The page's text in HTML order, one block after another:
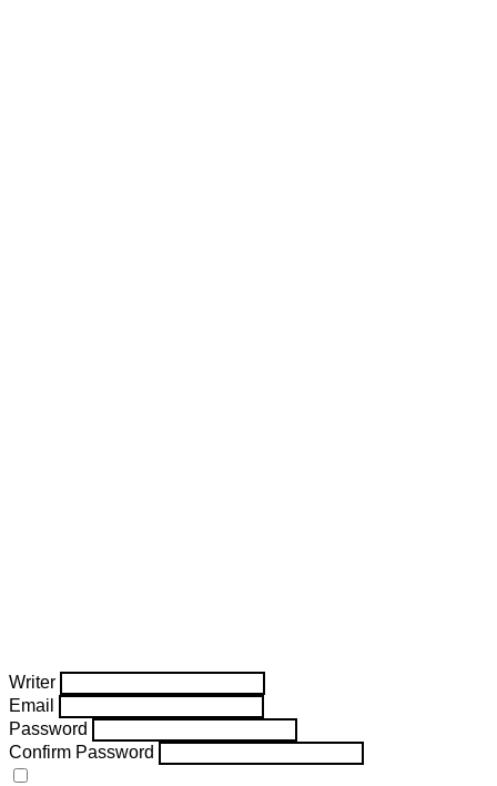
Writer
Email
Password
Confirm Password